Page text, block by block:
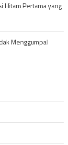
Hitam Pertama yang
Menggumpal